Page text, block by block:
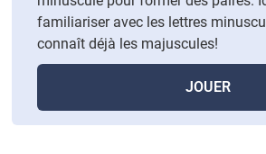
familiariser avec les lettres
connaît déjà les majuscules!
JOUER